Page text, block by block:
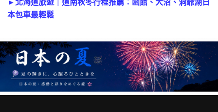
► 北海道旅遊｜道南秋冬行程推薦：函館、大沼、洞爺湖日
本包車最輕鬆